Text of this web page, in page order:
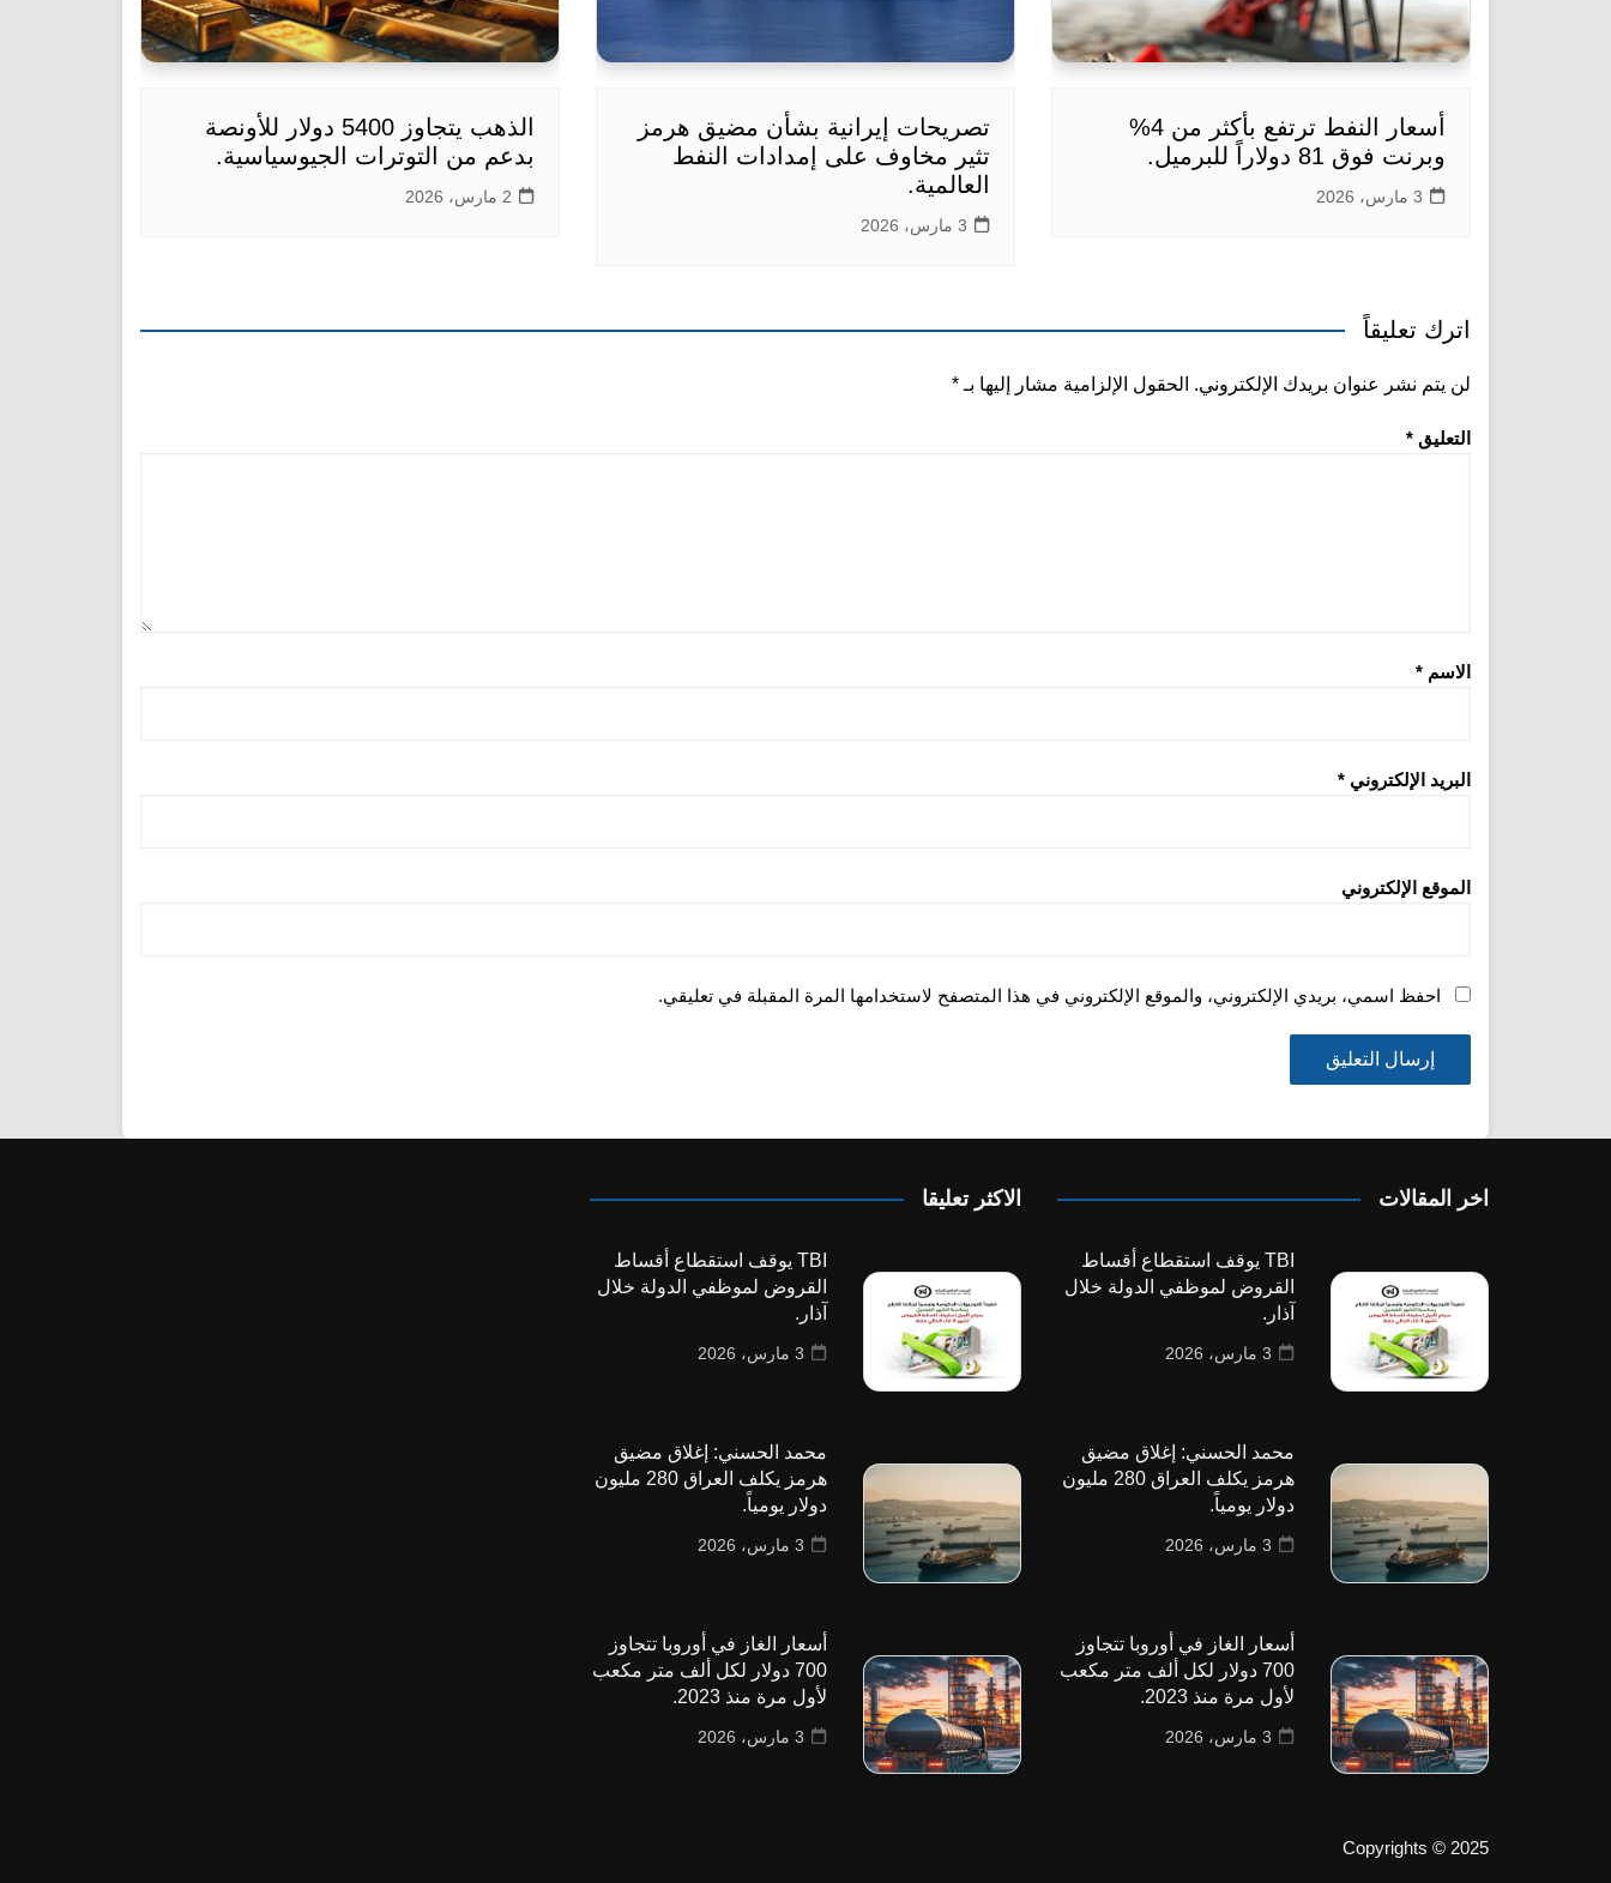
أسعار النفط ترتفع بأكثر من 4%
وبرنت فوق 81 دولاراً للبرميل.
3 مارس، 2026
تصريحات إيرانية بشأن مضيق هرمز
تثير مخاوف على إمدادات النفط
العالمية.
3 مارس، 2026
الذهب يتجاوز 5400 دولار للأونصة
بدعم من التوترات الجيوسياسية.
2 مارس، 2026
اترك تعليقاً
لن يتم نشر عنوان بريدك الإلكتروني. الحقول الإلزامية مشار إليها بـ *
التعليق *
الاسم *
البريد الإلكتروني *
الموقع الإلكتروني
احفظ اسمي، بريدي الإلكتروني، والموقع الإلكتروني في هذا المتصفح لاستخدامها المرة المقبلة في تعليقي.
اخر المقالات
TBI يوقف استقطاع أقساط
القروض لموظفي الدولة خلال
آذار.
3 مارس، 2026
محمد الحسني: إغلاق مضيق
هرمز يكلف العراق 280 مليون
دولار يومياً.
3 مارس، 2026
أسعار الغاز في أوروبا تتجاوز
700 دولار لكل ألف متر مكعب
لأول مرة منذ 2023.
3 مارس، 2026
الاكثر تعليقا
TBI يوقف استقطاع أقساط
القروض لموظفي الدولة خلال
آذار.
3 مارس، 2026
محمد الحسني: إغلاق مضيق
هرمز يكلف العراق 280 مليون
دولار يومياً.
3 مارس، 2026
أسعار الغاز في أوروبا تتجاوز
700 دولار لكل ألف متر مكعب
لأول مرة منذ 2023.
3 مارس، 2026
Copyrights © 2025